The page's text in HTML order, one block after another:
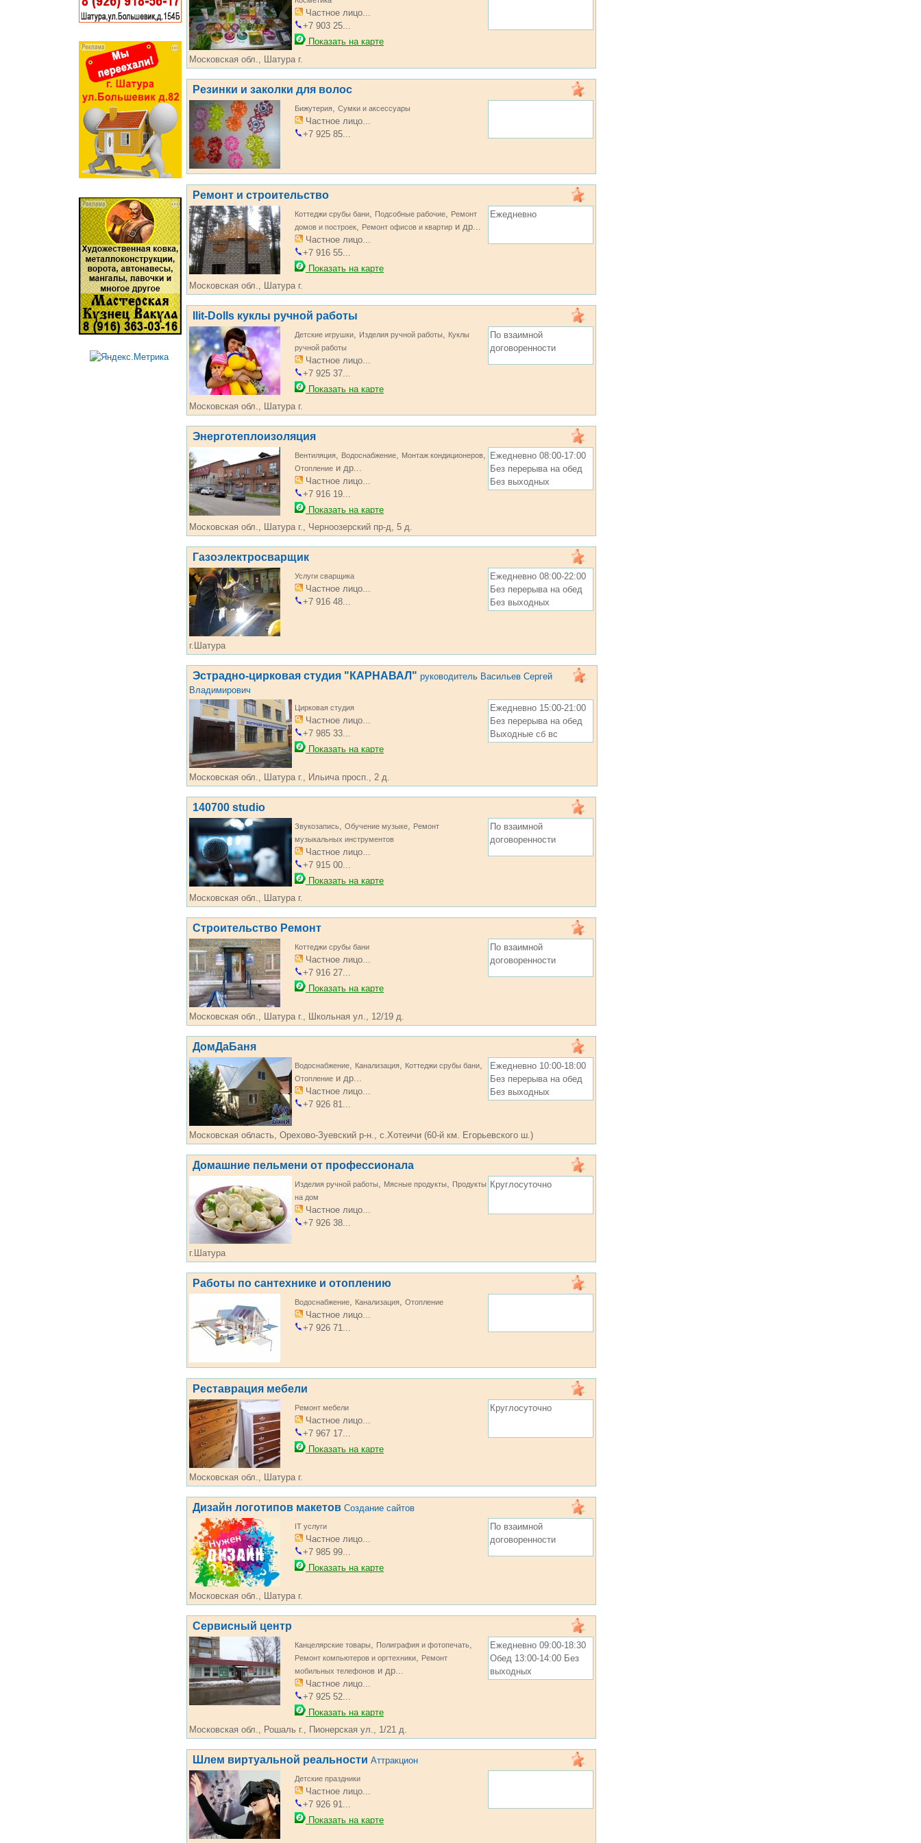
Частное лицо...
+7 903 25...
Показать на карте
Московская обл., Шатура г.
Резинки и заколки для волос
Бижутерия, Сумки и аксессуары
Частное лицо...
+7 925 85...
Ремонт и строительство
Коттеджи срубы бани, Подсобные рабочие, Ремонт
домов и построек, Ремонт офисов и квартир и др...
Частное лицо...
+7 916 55...
Показать на карте
Ежедневно
Московская обл., Шатура г.
Ilit-Dolls куклы ручной работы
Детские игрушки, Изделия ручной работы, Куклы
ручной работы
Частное лицо...
+7 925 37...
Показать на карте
По взаимной
договоренности
Московская обл., Шатура г.
Энерготеплоизоляция
Вентиляция, Водоснабжение, Монтаж кондиционеров,
Отопление и др...
Частное лицо...
+7 916 19...
Показать на карте
Ежедневно 08:00-17:00
Без перерыва на обед
Без выходных
Московская обл., Шатура г., Черноозерский пр-д, 5 д.
Газоэлектросварщик
Услуги сварщика
Частное лицо...
+7 916 48...
Ежедневно 08:00-22:00
Без перерыва на обед
Без выходных
г.Шатура
Эстрадно-цирковая студия "КАРНАВАЛ" руководитель Васильев Сергей
Владимирович
Цирковая студия
Частное лицо...
+7 985 33...
Показать на карте
Ежедневно 15:00-21:00
Без перерыва на обед
Выходные сб вс
Московская обл., Шатура г., Ильича просп., 2 д.
140700 studio
Звукозапись, Обучение музыке, Ремонт
музыкальных инструментов
Частное лицо...
+7 915 00...
Показать на карте
По взаимной
договоренности
Московская обл., Шатура г.
Строительство Ремонт
Коттеджи срубы бани
Частное лицо...
+7 916 27...
Показать на карте
По взаимной
договоренности
Московская обл., Шатура г., Школьная ул., 12/19 д.
ДомДаБаня
Водоснабжение, Канализация, Коттеджи срубы бани,
Отопление и др...
Частное лицо...
+7 926 81...
Ежедневно 10:00-18:00
Без перерыва на обед
Без выходных
Московская область, Орехово-Зуевский р-н., с.Хотеичи (60-й км. Егорьевского ш.)
Домашние пельмени от профессионала
Изделия ручной работы, Мясные продукты, Продукты
на дом
Частное лицо...
+7 926 38...
Круглосуточно
г.Шатура
Работы по сантехнике и отоплению
Водоснабжение, Канализация, Отопление
Частное лицо...
+7 926 71...
Реставрация мебели
Ремонт мебели
Частное лицо...
+7 967 17...
Показать на карте
Круглосуточно
Московская обл., Шатура г.
Дизайн логотипов макетов Создание сайтов
IT услуги
Частное лицо...
+7 985 99...
Показать на карте
По взаимной
договоренности
Московская обл., Шатура г.
Сервисный центр
Канцелярские товары, Полиграфия и фотопечать,
Ремонт компьютеров и оргтехники, Ремонт
мобильных телефонов и др...
Частное лицо...
+7 925 52...
Показать на карте
Ежедневно 09:00-18:30
Обед 13:00-14:00 Без
выходных
Московская обл., Рошаль г., Пионерская ул., 1/21 д.
Шлем виртуальной реальности Аттракцион
Детские праздники
Частное лицо...
+7 926 91...
Показать на карте